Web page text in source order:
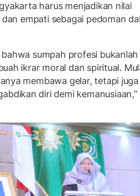
harus menjadikan nilai
empati sebagai pedoman
sumpah profesi bukanlah
ikrar moral dan spiritual.
membawa gelar, tetapi juga
diri demi kemanusiaan,”